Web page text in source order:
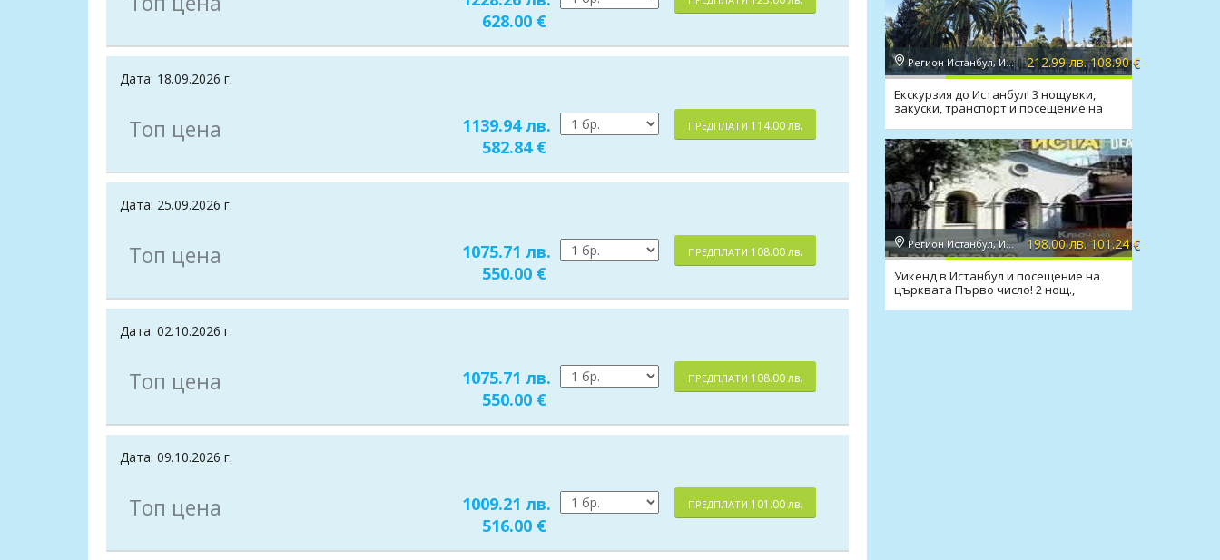
628.00 €
Дата: 18.09.2026 г.
Топ цена
1139.94 лв.
582.84 €
ПРЕДПЛАТИ 114.00 лв.
Дата: 25.09.2026 г.
Топ цена
1075.71 лв.
550.00 €
ПРЕДПЛАТИ 108.00 лв.
Дата: 02.10.2026 г.
Топ цена
1075.71 лв.
550.00 €
ПРЕДПЛАТИ 108.00 лв.
Дата: 09.10.2026 г.
Топ цена
1009.21 лв.
516.00 €
ПРЕДПЛАТИ 101.00 лв.
Регион Истанбул, Истанбул 212.99 лв. 108.90 €
Екскурзия до Истанбул! 3 нощувки,
закуски, транспорт и посещение на
Регион Истанбул, Истанбул 198.00 лв. 101.24 €
Уикенд в Истанбул и посещение на
църквата Първо число! 2 нощ.,